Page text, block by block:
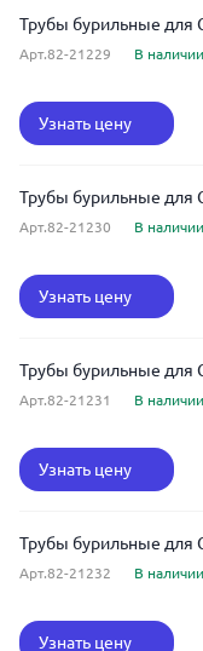
Трубы бурильные для
Арт.82-21229 В наличии
Узнать цену
Трубы бурильные для
Арт.82-21230 В наличии
Узнать цену
Трубы бурильные для
Арт.82-21231 В наличии
Узнать цену
Трубы бурильные для
Арт.82-21232 В наличии
Узнать цену